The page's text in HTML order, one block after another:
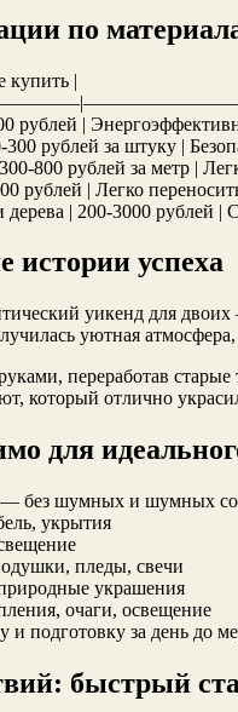
по
купить |
рублей |
рублей за штуку |
800 рублей за метр |
рублей | Легко
дерева | 200-3000
успеха
уикенд для
уютная
переработав
который отлично
для
— без шумных и шумных
укрытия
пледы, свечи
украшения
очаги, освещение
подготовку за день до
быстрый